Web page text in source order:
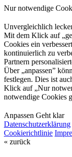
Nur notwendige
Unvergleichlich
Mit dem Klick auf
Cookies ein
kontinuierlich zu
Partnern
Über „anpassen”
festlegen. Dies ist
Klick auf „Nur
notwendige Cookies
Anpassen Geht klar
Datenschutzerklärung
Cookierichtlinie
« zurück